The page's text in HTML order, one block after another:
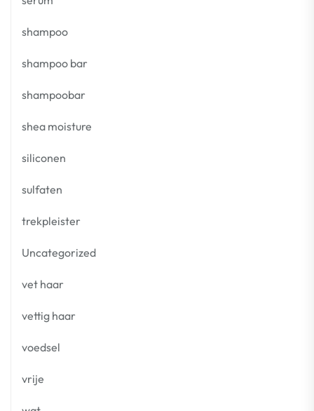
shampoo
shampoo bar
shampoobar
shea moisture
siliconen
sulfaten
trekpleister
Uncategorized
vet haar
vettig haar
voedsel
vrije